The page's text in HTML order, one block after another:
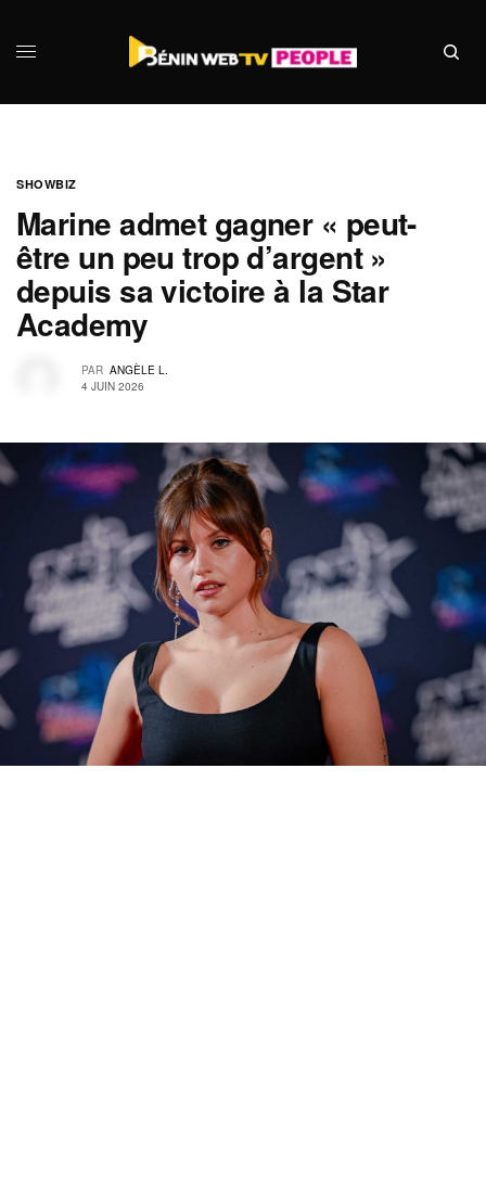
SHOWBIZ
Marine admet gagner « peut-
être un peu trop d’argent »
depuis sa victoire à la Star
Academy
PAR ANGÈLE L.
4 JUIN 2026